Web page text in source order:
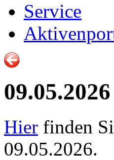
Service
Hier finden
09.05.2026.